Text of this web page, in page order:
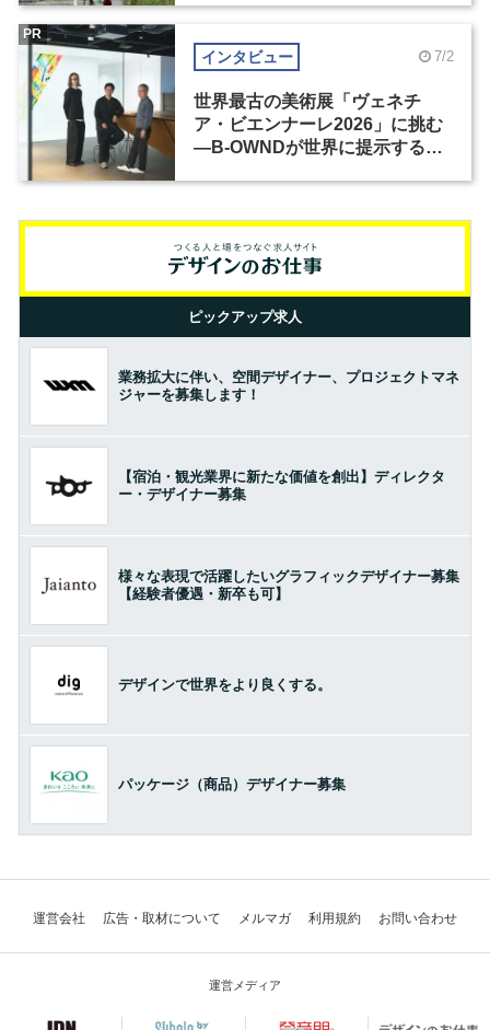
インタビュー 7/2
世界最古の美術展「ヴェネチ
ア・ビエンナーレ2026」に挑む
―B-OWNDが世界に提示する美
PR
ピックアップ求人
業務拡大に伴い、空間デザイナー、プロジェクトマネ
ジャーを募集します！
【宿泊・観光業界に新たな価値を創出】ディレクタ
ー・デザイナー募集
様々な表現で活躍したいグラフィックデザイナー募集
【経験者優遇・新卒も可】
デザインで世界をより良くする。
パッケージ（商品）デザイナー募集
運営会社 広告・取材について メルマガ 利用規約 お問い合わせ
運営メディア